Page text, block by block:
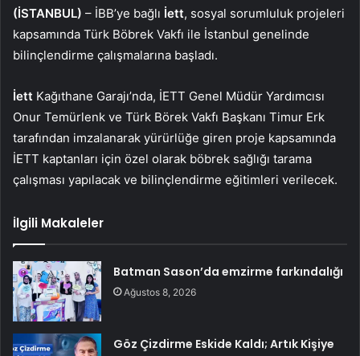
(İSTANBUL) – İBB’ye bağlı İett, sosyal sorumluluk projeleri
kapsamında Türk Böbrek Vakfı ile İstanbul genelinde
bilinçlendirme çalışmalarına başladı.
İett Kağıthane Garajı’nda, İETT Genel Müdür Yardımcısı
Onur Temürlenk ve Türk Börek Vakfı Başkanı Timur Erk
tarafından imzalanarak yürürlüğe giren proje kapsamında
İETT kaptanları için özel olarak böbrek sağlığı tarama
çalışması yapılacak ve bilinçlendirme eğitimleri verilecek.
İlgili Makaleler
Batman Sason’da emzirme farkındalığı
Ağustos 8, 2026
Göz Çizdirme Eskide Kaldı; Artık Kişiye